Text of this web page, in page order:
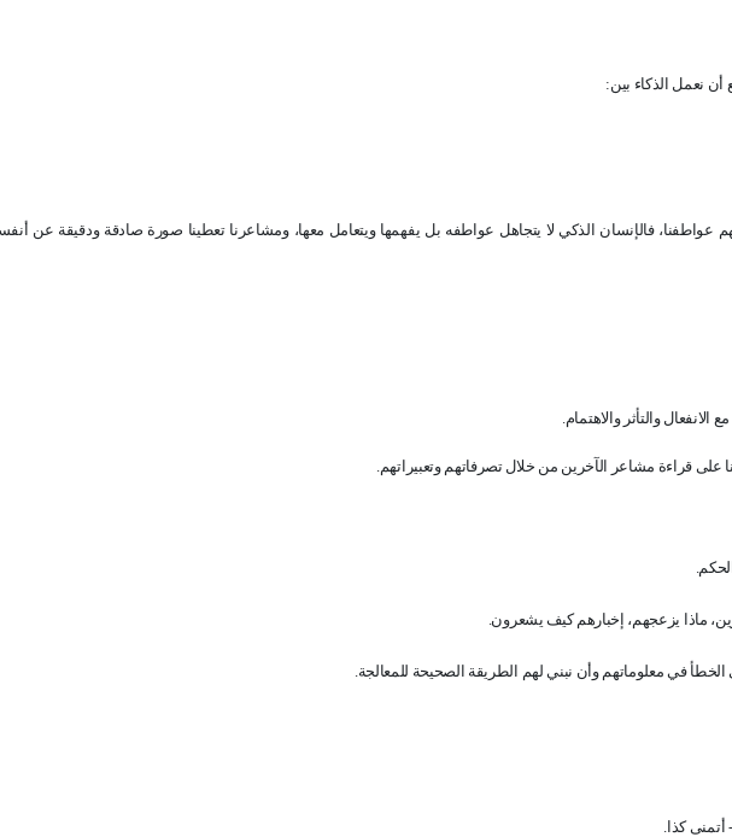
أن نعمل الذكاء بين:
عواطفنا، فالإنسان الذكي لا يتجاهل عواطفه بل يفهمها ويتعامل معها، ومشاعرنا تعطينا صورة صادقة ودقيقة عن
الانفعال والتأثر والاهتمام
على قراءة مشاعر الآخرين من خلال تصرفاتهم وتعبيراتهم.
ماذا يزعجهم، إخبارهم كيف يشعرون
في معلوماتهم وأن نبني لهم الطريقة الصحيحة للمعالجة
أتمنى كذا